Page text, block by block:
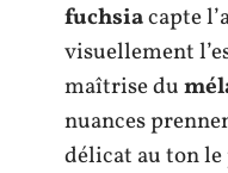
fuchsiacapte
visuellement
maîtrise du
nuances
délicat au ton